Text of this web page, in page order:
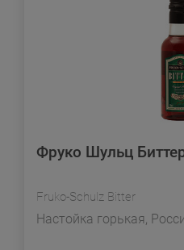
Фруко Шульц
Fruko-Schulz Bitter
Настойка горькая,